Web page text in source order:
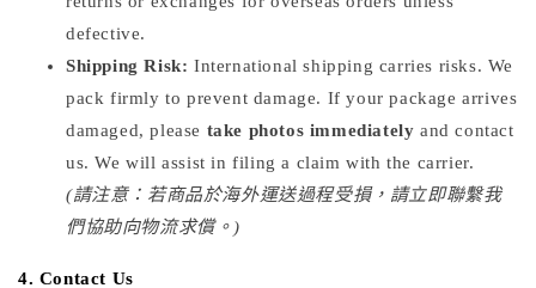
defective.
Shipping Risk: International shipping carries risks. We
pack firmly to prevent damage. If your package arrives
damaged, please take photos immediately and contact
us. We will assist in filing a claim with the carrier.
(請注意：若商品於海外運送過程受損，請立即聯繫我
們協助向物流求償。)
4. Contact Us